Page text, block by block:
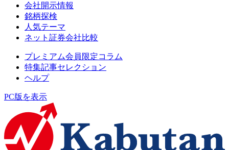
会社開示情報
銘柄探検
人気テーマ
ネット証券会社比較
プレミアム会員限定コラム
特集記事セレクション
ヘルプ
PC版を表示